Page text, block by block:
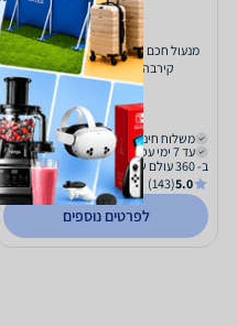
מנעול חכם טביעת אצבע קוד אישי וצ'יפ
קירבה Elock דגם Premium
2,098
₪
משלוח חינם
עד 7 ימי עסקים
ב- 360 עולם של חדשנות
5.0
(143)
לפרטים נוספים